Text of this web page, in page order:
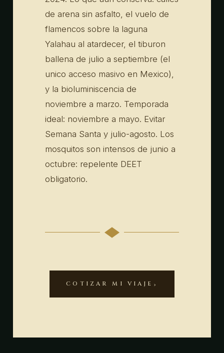
de arena sin asfalto, el vuelo de
flamencos sobre la laguna
Yalahau al atardecer, el tiburon
ballena de julio a septiembre (el
unico acceso masivo en Mexico),
y la bioluminiscencia de
noviembre a marzo. Temporada
ideal: noviembre a mayo. Evitar
Semana Santa y julio-agosto. Los
mosquitos son intensos de junio a
octubre: repelente DEET
obligatorio.
COTIZAR MI VIAJE